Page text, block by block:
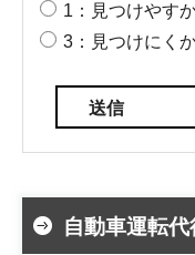
1：見つけやす
3：見つけにく
自動車運転代